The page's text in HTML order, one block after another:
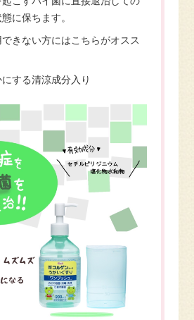
に保ちます。
きない方にはこちらがオスス
する清涼成分入り